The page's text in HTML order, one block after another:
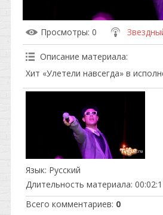
Просмотры: 0
Описание материала:
Хит «Улетели навсегда» в
Язык: Русский
Длительность материала:
Всего комментариев: 0